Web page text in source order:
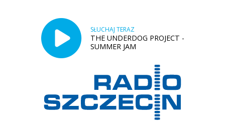
SŁUCHAJ TERAZ
THE UNDERDOG PROJECT -
SUMMER JAM